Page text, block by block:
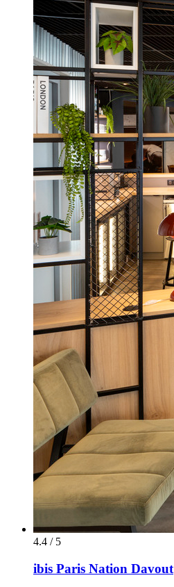
4.4 / 5
ibis Paris Nation Davout